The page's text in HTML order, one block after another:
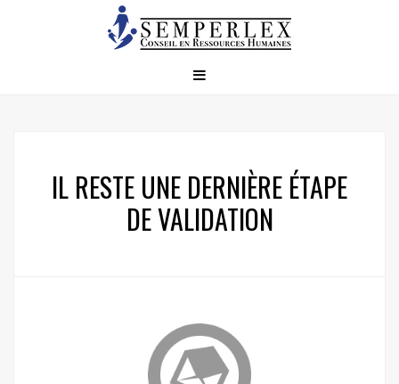
IL RESTE UNE DERNIÈRE ÉTAPE
DE VALIDATION